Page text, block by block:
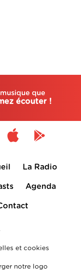
que
écouter !
La Radio
Agenda
et cookies
notre logo